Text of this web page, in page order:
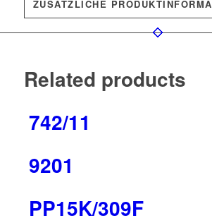
ZUSÄTZLICHE PRODUKTINFORMA
Related products
742/11
9201
PP15K/309F